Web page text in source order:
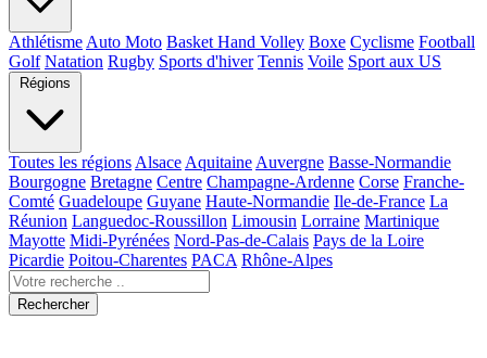
Athlétisme Auto Moto Basket Hand Volley Boxe Cyclisme Football
Golf Natation Rugby Sports d'hiver Tennis Voile Sport aux US
Régions
Toutes les régions Alsace Aquitaine Auvergne Basse-Normandie
Bourgogne Bretagne Centre Champagne-Ardenne Corse Franche-
Comté Guadeloupe Guyane Haute-Normandie Ile-de-France La
Réunion Languedoc-Roussillon Limousin Lorraine Martinique
Mayotte Midi-Pyrénées Nord-Pas-de-Calais Pays de la Loire
Picardie Poitou-Charentes PACA Rhône-Alpes
Rechercher